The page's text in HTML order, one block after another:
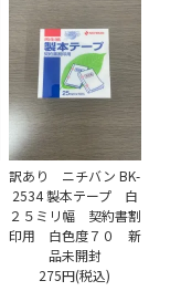
訳あり ニチバン BK-
2534 製本テープ 白
２５ミリ幅 契約書割
印用 白色度７０ 新
品未開封
275円(税込)